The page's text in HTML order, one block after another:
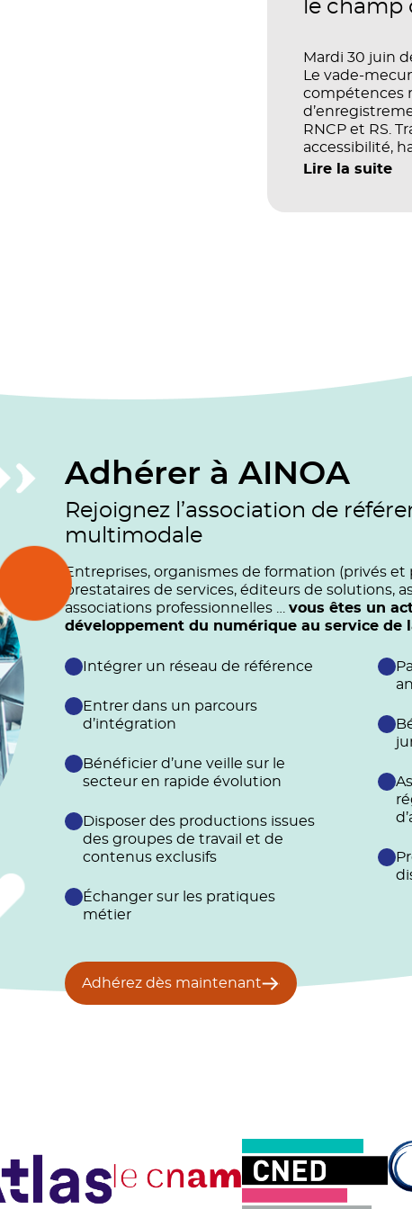
le champ
Mardi 30 juin
Le vade-
compétences
RNCP et RS.
accessibilité,
écologique :
Lire la suite
Adhérer à AINOA
Rejoignez l’association de
multimodale
Entreprises, organismes de formation (privés et
prestataires de services, éditeurs de solutions,
associations professionnelles … vous êtes un
développement du numérique au service de
Intégrer un réseau de référence
Entrer dans un parcours
d’intégration
Bénéficier d’une veille sur le
secteur en rapide évolution
Disposer des productions issues
des groupes de travail et de
contenus exclusifs
Échanger sur les pratiques
métier
Adhérez dès maintenant